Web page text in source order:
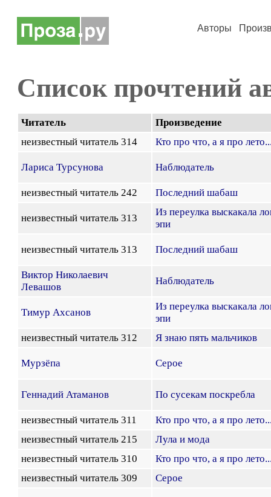
Авторы
Список прочтений
Читатель
Произведение
неизвестный читатель 314
Кто про что, а я про
Лариса Турсунова Наблюдатель
неизвестный читатель 242 Последний шабаш
неизвестный читатель 313
Из переулка выскакала
эпи
неизвестный читатель 313 Последний шабаш
Виктор Николаевич
Левашов
Наблюдатель
Тимур Ахсанов
Из переулка выскакала
эпи
неизвестный читатель 312
Я знаю пять мальчиков
Мурзёпа Серое
Геннадий Атаманов По сусекам поскребла
неизвестный читатель 311
Кто про что, а я про
неизвестный читатель 215
Лула и мода
неизвестный читатель 310
Кто про что, а я про
неизвестный читатель 309
Серое